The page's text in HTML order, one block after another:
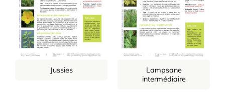
Jussies
Lampsane
intermédiaire